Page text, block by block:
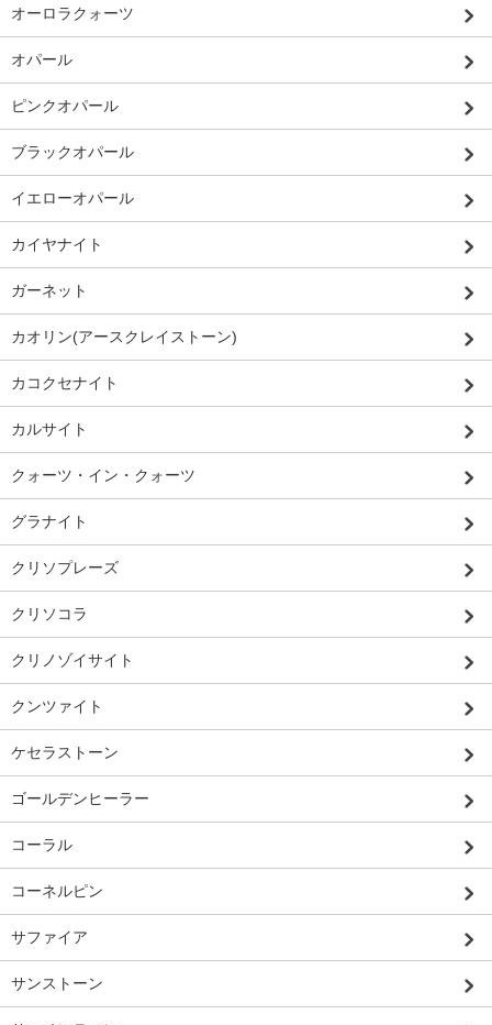
オーロラクォーツ
オパール
ピンクオパール
ブラックオパール
イエローオパール
カイヤナイト
ガーネット
カオリン(アースクレイストーン)
カコクセナイト
カルサイト
クォーツ・イン・クォーツ
グラナイト
クリソプレーズ
クリソコラ
クリノゾイサイト
クンツァイト
ケセラストーン
ゴールデンヒーラー
コーラル
コーネルピン
サファイア
サンストーン